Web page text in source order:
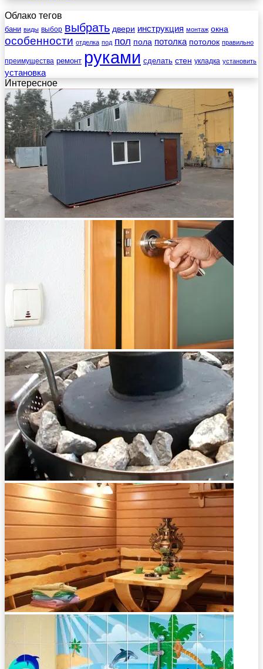
Облако тегов
бани виды выбор выбрать двери инструкция монтаж окна
особенности отделка под пол пола потолка потолок правильно
преимущества ремонт руками сделать стен укладка установить
установка
Интересное